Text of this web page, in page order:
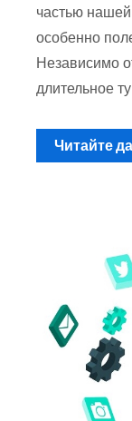
частью
особенно
Независимо
длительное
Читайте